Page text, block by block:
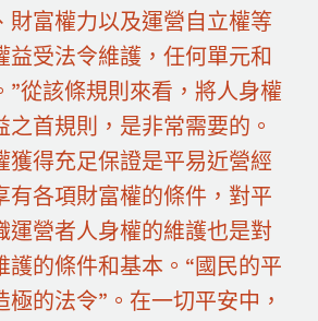
財富權力以及運營自立權等
益受法令維護，任何單元和
”從該條規則來看，將人身權
之首規則，是非常需要的。
獲得充足保證是平易近營經
有各項財富權的條件，對平
運營者人身權的維護也是對
護的條件和基本。“國民的平
的法令”。在一切平安中，